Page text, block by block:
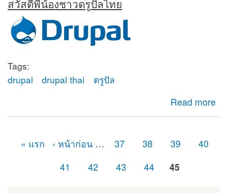
สวัสดีพี่น้องชาวดรูปัลไทย
Tags:
drupal
drupal thai
ดรูปัล
Read more
about ยินดีต้อนรับสู่ดรูปัลไทย (Drupal Thailand)
« แรก ‹ หน้าก่อน … 37 38 39
40
41
42 43 44 45